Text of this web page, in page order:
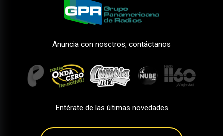
Anuncia con nosotros, contáctanos
Entérate de las últimas novedades